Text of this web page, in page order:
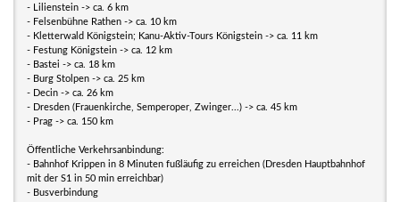
- Lilienstein -> ca. 6 km
- Felsenbühne Rathen -> ca. 10 km
- Kletterwald Königstein; Kanu-Aktiv-Tours Königstein -> ca. 11 km
- Festung Königstein -> ca. 12 km
- Bastei -> ca. 18 km
- Burg Stolpen -> ca. 25 km
- Decin -> ca. 26 km
- Dresden (Frauenkirche, Semperoper, Zwinger...) -> ca. 45 km
- Prag -> ca. 150 km
Öffentliche Verkehrsanbindung:
- Bahnhof Krippen in 8 Minuten fußläufig zu erreichen (Dresden Hauptbahnhof
mit der S1 in 50 min erreichbar)
- Busverbindung